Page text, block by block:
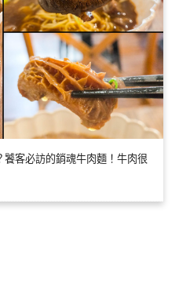
饕客必訪的銷魂牛肉麵！牛肉很